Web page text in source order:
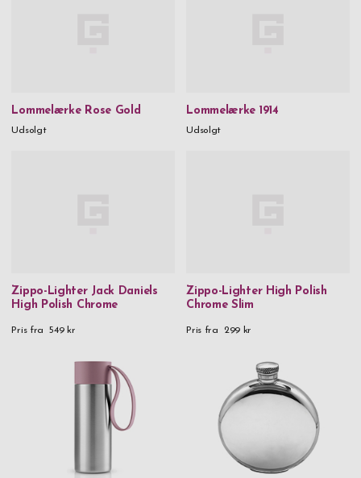
Lommelærke Rose Gold
Udsolgt
Lommelærke 1914
Udsolgt
Zippo-Lighter Jack Daniels
High Polish Chrome
Pris fra 549 kr
Zippo-Lighter High Polish
Chrome Slim
Pris fra 299 kr